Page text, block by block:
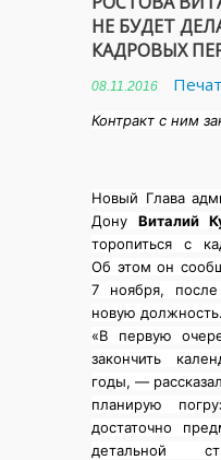
НЕ БУДЕТ
КАДРОВЫХ
08.11.2016
Контракт с ним
Новый Глава
Дону Виталий
торопиться с
Об этом он
7 ноября,
новую должность.
«В первую
закончить
годы, — рассказал
планирую
достаточно
детальной